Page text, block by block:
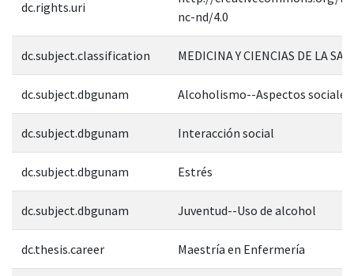
dc.rights.uri
nc-nd/4.0
dc.subject.classification MEDICINA Y CIENCIAS DE LA
dc.subject.dbgunam Alcoholismo--Aspectos sociales
dc.subject.dbgunam Interacción social
dc.subject.dbgunam Estrés
dc.subject.dbgunam Juventud--Uso de alcohol
dc.thesis.career Maestría en Enfermería